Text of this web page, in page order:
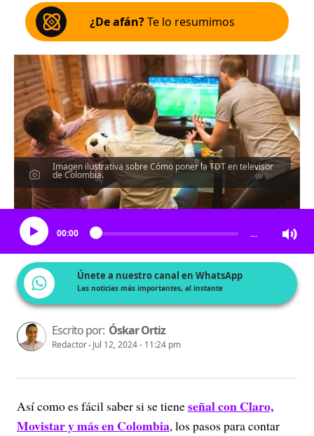
¿De afán?Te lo resumimos
Imagen ilustrativa sobre Cómo poner la TDT en televisor
de Colombia.
Escucha el artículo
00:00 …
Únete a nuestro canal en WhatsApp
Las noticias más importantes, al instante
Escrito por: Óskar Ortiz
Redactor Jul 12, 2024 - 11:24 pm
Así como es fácil saber si se tieneseñal con Claro,
Movistar y más en Colombia, los pasos para contar